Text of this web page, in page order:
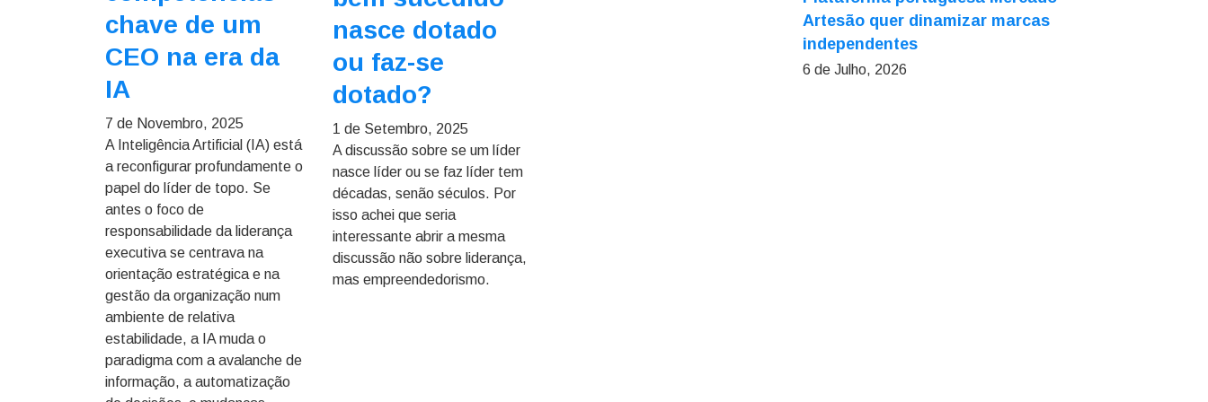
chave de um
CEO na era da
IA
7 de Novembro, 2025
A Inteligência Artificial (IA) está
a reconfigurar profundamente o
papel do líder de topo. Se
antes o foco de
responsabilidade da liderança
executiva se centrava na
orientação estratégica e na
gestão da organização num
ambiente de relativa
estabilidade, a IA muda o
paradigma com a avalanche de
informação, a automatização
nasce dotado
ou faz-se
dotado?
1 de Setembro, 2025
A discussão sobre se um líder
nasce líder ou se faz líder tem
décadas, senão séculos. Por
isso achei que seria
interessante abrir a mesma
discussão não sobre liderança,
mas empreendedorismo.
Artesão quer dinamizar marcas
independentes
6 de Julho, 2026